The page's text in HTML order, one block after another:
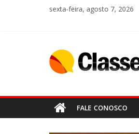
sexta-feira, agosto 7, 2026
FALE CONOSCO